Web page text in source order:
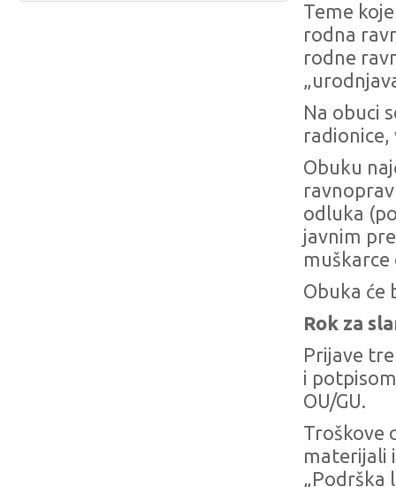
Teme
rodna
rodne
Na obuci
Obuku
odluka
javnim
muškarce
Obuka će
Rok za
Prijave
i
OU/GU.
Troškove
materijali
„Podrška